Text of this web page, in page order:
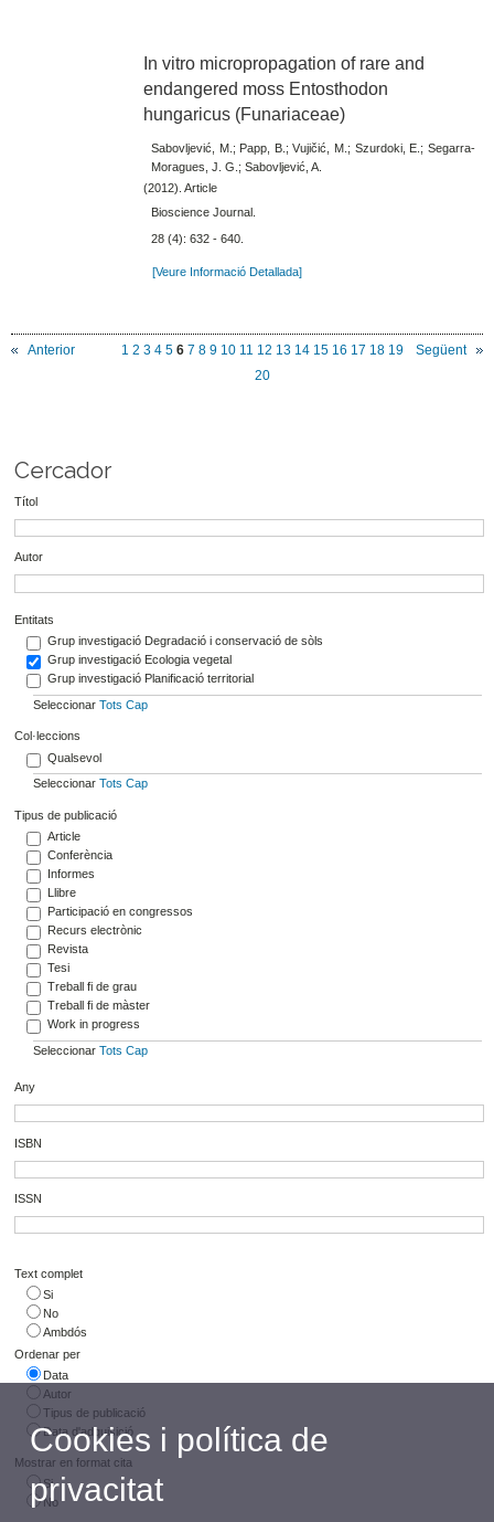
In vitro micropropagation of rare and
endangered moss Entosthodon
hungaricus (Funariaceae)
Sabovljević, M.; Papp, B.; Vujičić, M.; Szurdoki, E.; Segarra-
Moragues, J. G.; Sabovljević, A.
(2012). Article
Bioscience Journal.
28 (4): 632 - 640.
[Veure Informació Detallada]
Anterior Següent
1 2 3 4 5 6 7 8 9 10 11 12 13 14 15 16 17 18 19
20
Cercador
Títol
Autor
Entitats
Grup investigació Degradació i conservació de sòls
Grup investigació Ecologia vegetal
Grup investigació Planificació territorial
Seleccionar Tots Cap
Col·leccions
Qualsevol
Seleccionar Tots Cap
Tipus de publicació
Article
Conferència
Informes
Llibre
Participació en congressos
Recurs electrònic
Revista
Tesi
Treball fi de grau
Treball fi de màster
Work in progress
Seleccionar Tots Cap
Any
ISBN
ISSN
Text complet
Si
No
Ambdós
Ordenar per
Data
Autor
Tipus de publicació
Data d'adquisició
Mostrar en format cita
Si
No
Cookies i política de
privacitat